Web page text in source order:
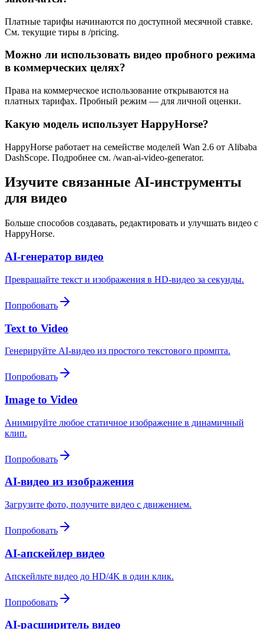
Платные тарифы начинаются по доступной месячной ставке.
См. текущие тиры в /pricing.
Можно ли использовать видео пробного режима
в коммерческих целях?
Права на коммерческое использование открываются на
платных тарифах. Пробный режим — для личной оценки.
Какую модель использует HappyHorse?
HappyHorse работает на семействе моделей Wan 2.6 от Alibaba
DashScope. Подробнее см. /wan-ai-video-generator.
Изучите связанные AI-инструменты
для видео
Больше способов создавать, редактировать и улучшать видео с
HappyHorse.
AI-генератор видео
Превращайте текст и изображения в HD-видео за секунды.
Попробовать
Text to Video
Генерируйте AI-видео из простого текстового промпта.
Попробовать
Image to Video
Анимируйте любое статичное изображение в динамичный
клип.
Попробовать
AI-видео из изображения
Загрузите фото, получите видео с движением.
Попробовать
AI-апскейлер видео
Апскейльте видео до HD/4K в один клик.
Попробовать
AI-расширитель видео